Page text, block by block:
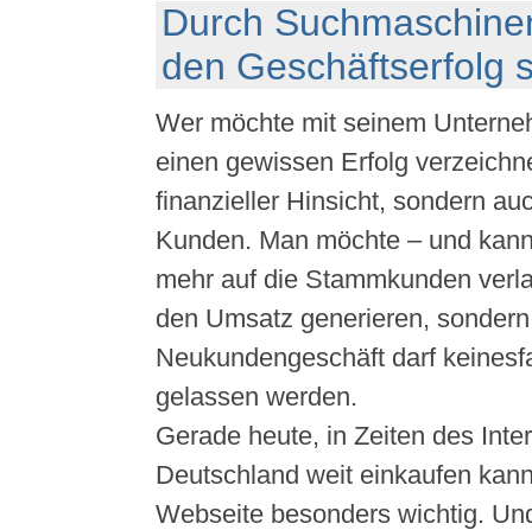
Durch
den Geschäftserfolg
Wer möchte mit seinem
einen gewissen Erfolg
finanzieller Hinsicht, sondern
Kunden. Man möchte – und
mehr auf die Stammkunden
den Umsatz generieren,
Neukundengeschäft darf
gelassen werden.
Gerade heute, in Zeiten des
Deutschland weit einkaufen
Webseite besonders wichtig.